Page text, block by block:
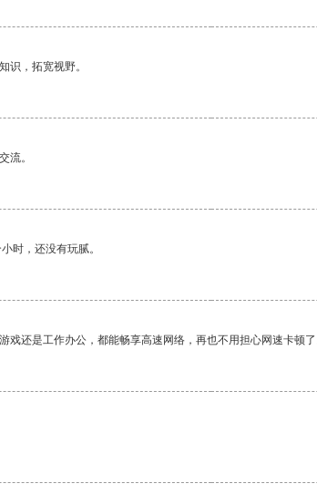
识，拓宽视野。
流。
时，还没有玩腻。
还是工作办公，都能畅享高速网络，再也不用担心网速卡顿